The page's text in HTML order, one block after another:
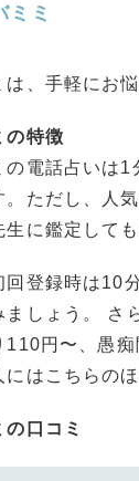
ミミ
は、手軽にお
の特徴
の電話占いは
。ただし、人
生に鑑定して
回登録時は10
ましょう。 さ
110円〜、愚
にはこちらの
の口コミ